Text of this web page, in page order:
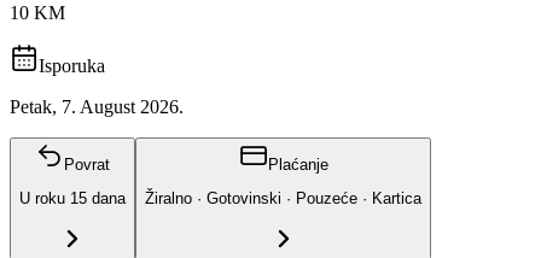
10 KM
Isporuka
Petak, 7. August 2026.
Povrat
U roku 15 dana
Plaćanje
Žiralno · Gotovinski · Pouzeće · Kartica